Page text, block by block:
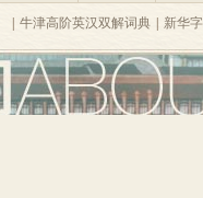
牛津高阶英汉双解词典 新华